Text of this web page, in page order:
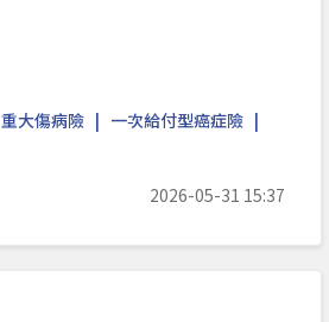
重大傷病險
一次給付型癌症險
2026-05-31 15:37